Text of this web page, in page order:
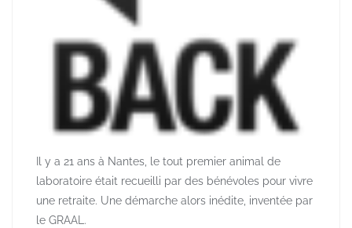
Il y a 21 ans à Nantes, le tout premier animal de
laboratoire était recueilli par des bénévoles pour vivre
une retraite. Une démarche alors inédite, inventée par
le GRAAL.